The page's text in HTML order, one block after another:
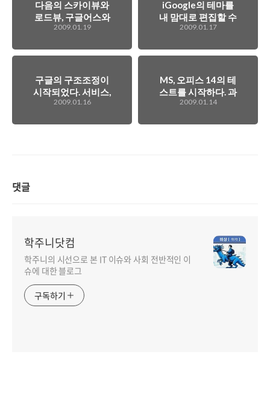
다음의 스카이뷰와
로드뷰, 구글어스와
구글 스트리트뷰가
2009.01.19
iGoogle의 테마를
내 맘대로 편집할 수
있게 된다
2009.01.17
구글의 구조조정이
시작되었다. 서비스,
인원 양쪽 모두에
2009.01.16
MS, 오피스 14의 테
스트를 시작하다. 과
연 새로운 타입의 오
가?
2009.01.14
댓글
학주니닷컴
학주니의 시선으로 본 IT 이슈와 사회 전반적인 이
슈에 대한 블로그
구독하기